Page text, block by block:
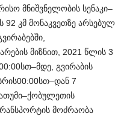
მნიშვნელობის სენაკი–
92 კმ მონაკვეთზე არსებულ
,
მიზნით, 2021 წლის 3
სთ–მდე, გვირაბის
00:00სთ–დან 7
–ქობულეთის
მოძრაობა